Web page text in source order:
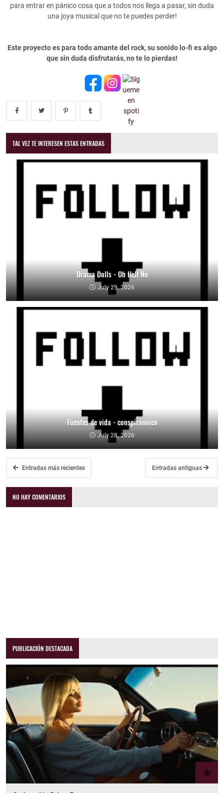
para entrar en pánico cosa que a todos nos llega a pasar, sin duda
una joya musical que no te puedes perder!
Este proyecto es para todo amante del rock, su sonido lo-fi es algo
que sin duda disfrutarás, no te lo pierdas!
TAL VEZ TE INTERESEN ESTAS ENTRADAS
Drama Dolls - Oh Hell No
July 29, 2026
Fuentes de vida - conspiranoico
July 28, 2026
Entradas más recientes Entradas antiguas
NO HAY COMENTARIOS
PUBLICACIÓN DESTACADA